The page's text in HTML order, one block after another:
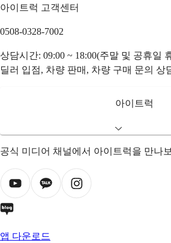
아이트럭 고객센터
0508-0328-7002
상담시간: 09:00 ~ 18:00(주말 및 공휴일
딜러 입점, 차량 판매, 차량 구매 문의 상
아이트럭
공식 미디어 채널에서 아이트럭을 만나
앱 다운로드